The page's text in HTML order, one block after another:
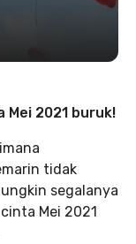
2021 buruk!
tidak
segalanya
Mei 2021